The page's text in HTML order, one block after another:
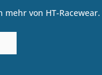
von HT-Racewear.